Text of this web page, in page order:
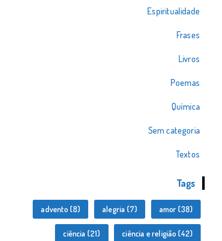
Espiritualidade
Frases
Livros
Poemas
Química
Sem categoria
Textos
Tags
advento (8) alegria (7) amor (38)
ciência (21) ciência e religião (42)